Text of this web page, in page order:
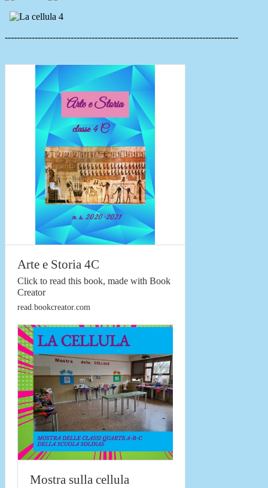
------------------------------------------------------------------------------
Arte e Storia 4C
Click to read this book, made with Book
Creator
read.bookcreator.com
Mostra sulla cellula